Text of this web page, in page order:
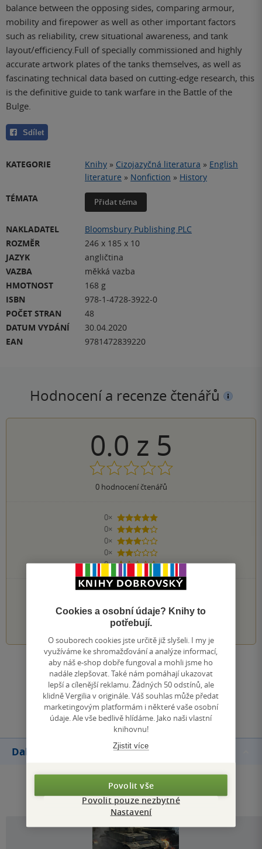
balance between the opposing sides, comparing armour,
mobility and firepower as well as other important factors
such as reliability, crew situational awareness, and tank
layout/efficiency.Full of specially commissioned and highly
accurate artwork plates of the tanks themselves, as well as
fascinating technical data based on cutting-edge research, this
is the definitive guide to tank warfare in the Battle of the
Bulge.
Sdílet
KATEGORIE Knihy » Cizojazyčná literatura » English
literature » Nonfiction » History
TÉMATA
Přidat téma
NAKLADATEL
Bloomsbury Publishing PLC
ROZMĚR
246 x 185 x 10
JAZYK
angličtina
VAZBA
měkká vazba
HMOTNOST
168 g
ISBN
978-1-4728-3922-0
POČET STRAN
48
DATUM VYDÁNÍ
30.04.2020
EAN
9781472839220
Hodnocení a recenze čtenářů
0.0 z 5
0hodnocení čtenářů
0×
5 hvězdiček
0×
4 hvězdičky
0×
3 hvězdičky
0×
2 hvězdičky
0×
1 hvezdička
PŘIDEJTE SVÉ HODNOCENÍ KNIHY
1 2 3 4 5
Zobrazit všechna hodnocení
Přidat hodnocení
Další knihy autora
Cookies a osobní údaje? Knihy to
potřebují.
O souborech cookies jste určitě již slyšeli. I my je
využíváme ke shromažďování a analýze informací,
aby náš e-shop dobře fungoval a mohli jsme ho
nadále zlepšovat. Také nám pomáhají ukazovat
lepší a cílenější reklamu. Žádných 50 odstínů, ale
klidně Vergilia v originále. Váš souhlas může předat
marketingovým platformám i některé vaše osobní
údaje. Ale vše bedlivě hlídáme. Jako naši vlastní
knihovnu!
Zjistit více
Povolit vše
Povolit pouze nezbytné
Nastavení